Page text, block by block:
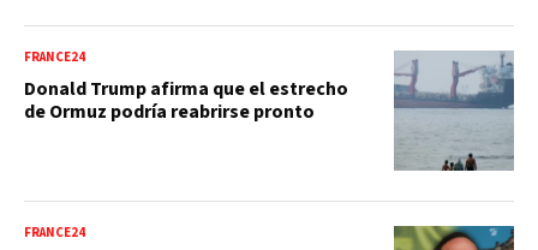
FRANCE24
Donald Trump afirma que el estrecho
de Ormuz podría reabrirse pronto
FRANCE24